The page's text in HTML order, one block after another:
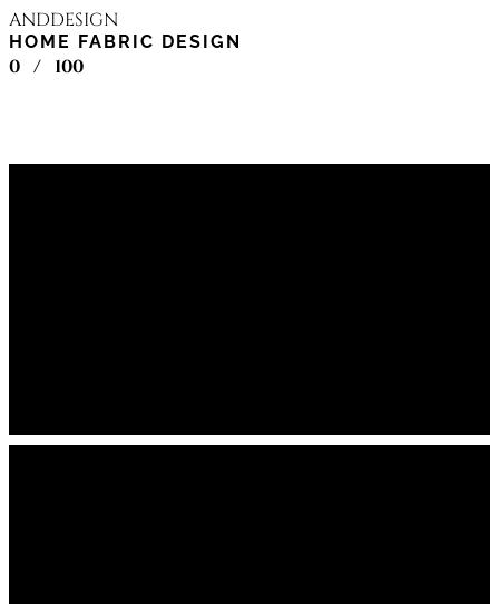
ANDDESIGN
HOME FABRIC DESIGN
0 / 100